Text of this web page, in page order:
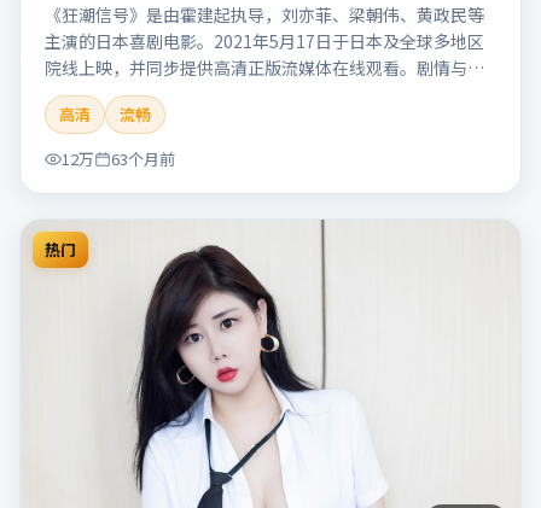
《狂潮信号》是由霍建起执导，刘亦菲、梁朝伟、黄政民等
主演的日本喜剧电影。2021年5月17日于日本及全球多地区
院线上映，并同步提供高清正版流媒体在线观看。剧情与看
点：笑点自然生活化，轻松解压，适合全家或朋友一起观
看。本片适合检索「狂潮信号」「霍建起」「喜剧」「日
本」「2021」「2021-05-17上映」等关键词的影迷阅读简介
与主创信息。
高清
流畅
12万
63个月前
热门